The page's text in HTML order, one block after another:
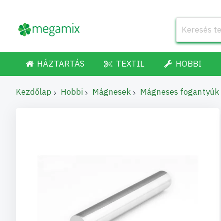
HÁZTARTÁS TEXTIL HOBBI
Kezdőlap Hobbi Mágnesek Mágneses fogantyúk